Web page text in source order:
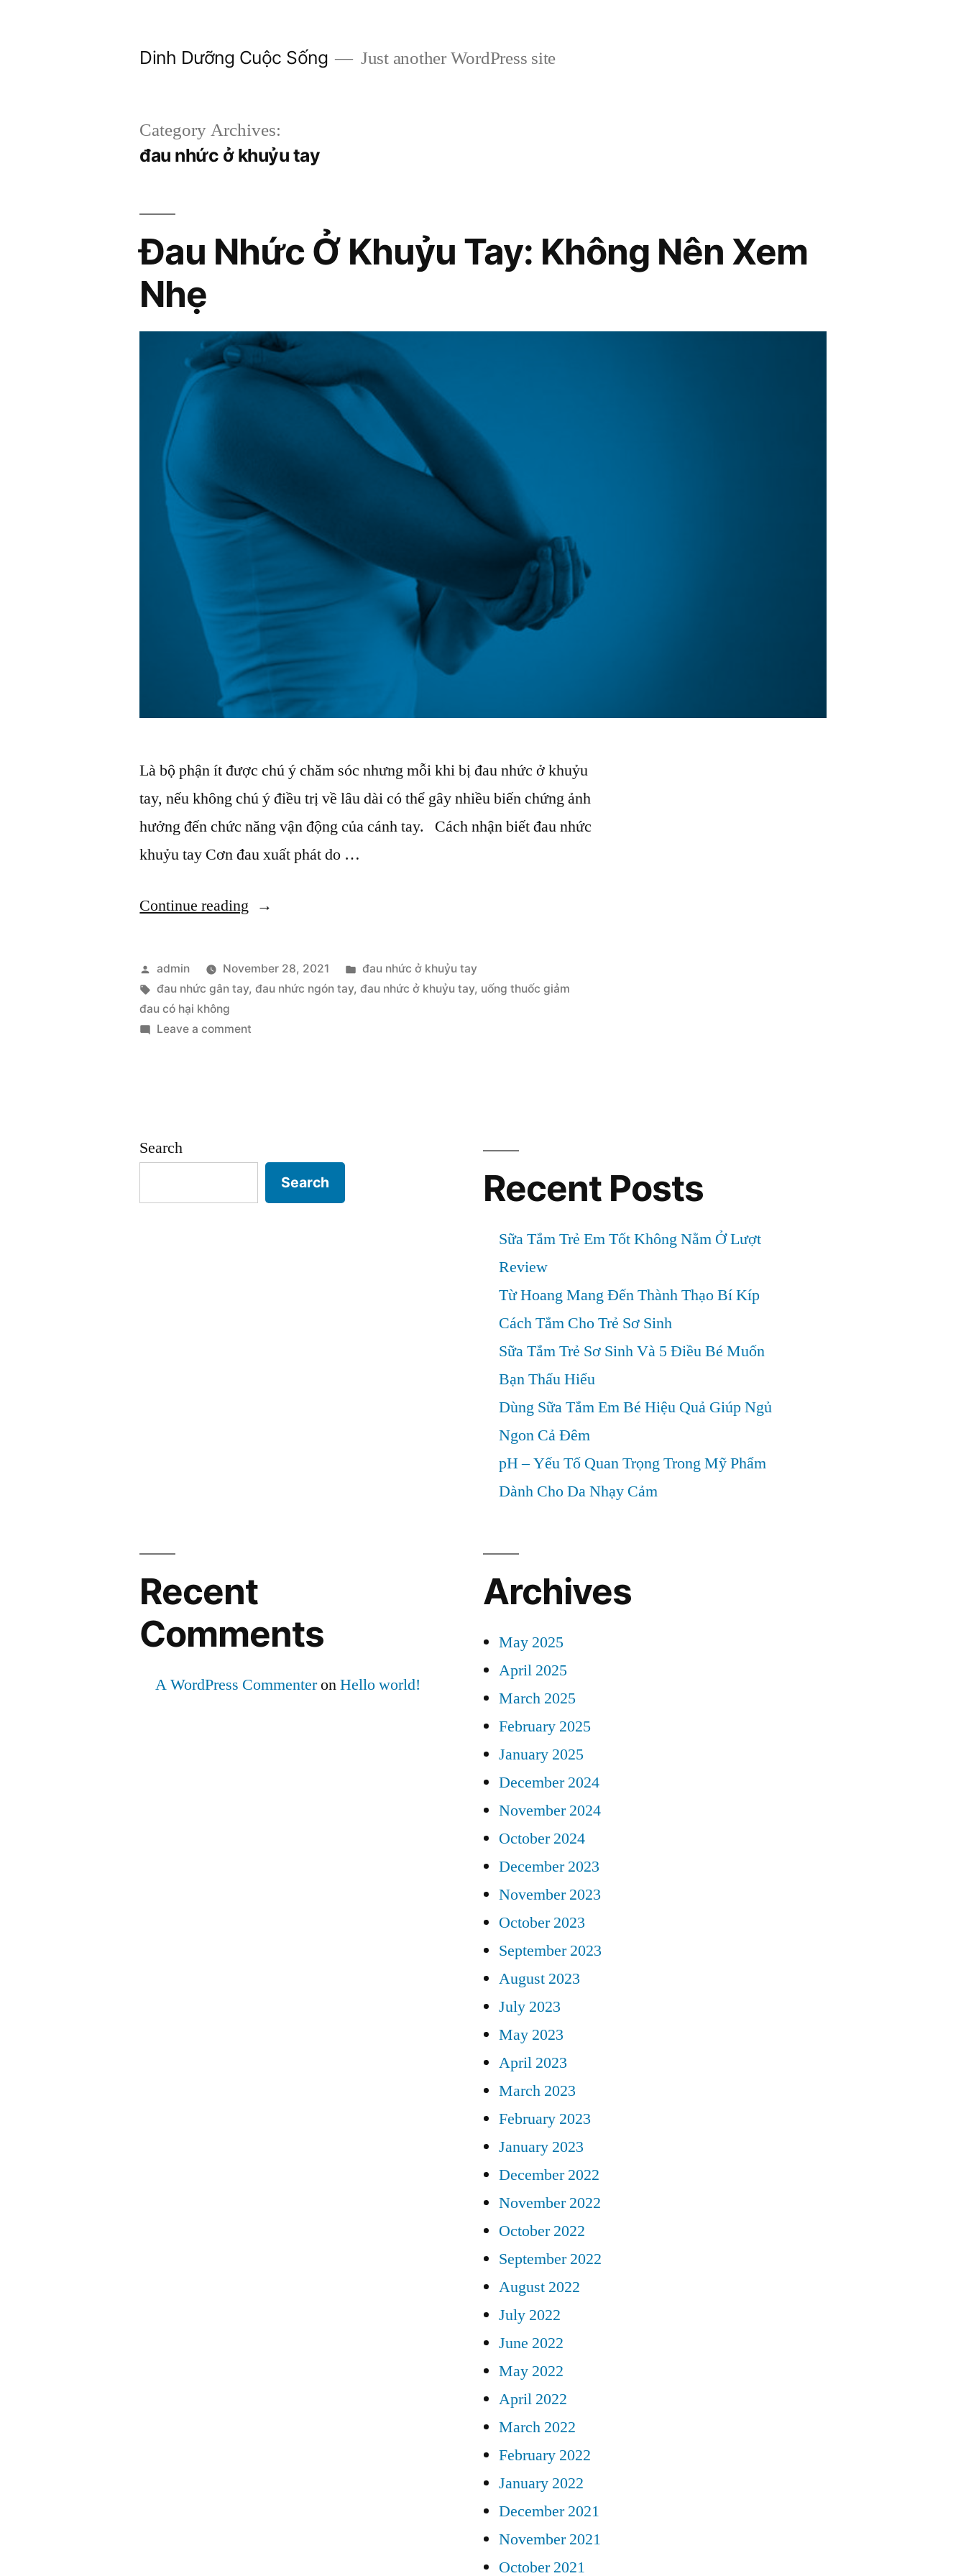
Dinh Dưỡng Cuộc Sống Just another WordPress site
Category Archives:
đau nhức ở khuỷu tay
Đau Nhức Ở Khuỷu Tay: Không Nên Xem
Nhẹ
Là bộ phận ít được chú ý chăm sóc nhưng mỗi khi bị đau nhức ở khuỷu
tay, nếu không chú ý điều trị về lâu dài có thể gây nhiều biến chứng ảnh
hưởng đến chức năng vận động của cánh tay. Cách nhận biết đau nhức
khuỷu tay Cơn đau xuất phát do …
Continue reading “Đau
Ở
Khuỷu
Posted
by
admin November 28, 2021
Posted
in
đau nhức ở khuỷu tay
Tags:
đau nhức gân tay,đau nhức ngón tay,đau nhức ở khuỷu tay, uống thuốc giảm
đau có hại không
Leave a comment
Nên
Search
Search Recent Posts
Sữa Tắm Trẻ Em Tốt Không Nằm Ở Lượt
Review
Từ Hoang Mang Đến Thành Thạo Bí Kíp
Cách Tắm Cho Trẻ Sơ Sinh
Sữa Tắm Trẻ Sơ Sinh Và 5 Điều Bé Muốn
Bạn Thấu Hiểu
Dùng Sữa Tắm Em Bé Hiệu Quả Giúp Ngủ
Ngon Cả Đêm
pH – Yếu Tố Quan Trọng Trong Mỹ Phẩm
Dành Cho Da Nhạy Cảm
Recent
Comments
A WordPress CommenteronHello world!
Archives
May 2025
April 2025
March 2025
February 2025
January 2025
December 2024
November 2024
October 2024
December 2023
November 2023
October 2023
September 2023
August 2023
July 2023
May 2023
April 2023
March 2023
February 2023
January 2023
December 2022
November 2022
October 2022
September 2022
August 2022
July 2022
June 2022
May 2022
April 2022
March 2022
February 2022
January 2022
December 2021
November 2021
October 2021